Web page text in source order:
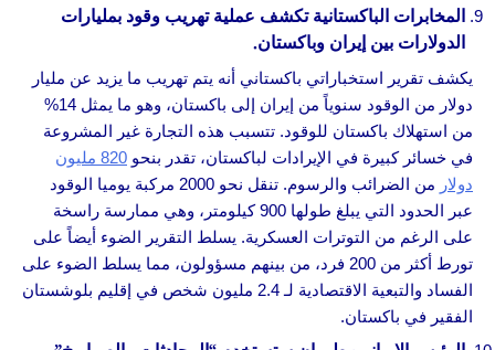
المخابرات الباكستانية تكشف عملية تهريب وقود بمليارات
الدولارات بين إيران وباكستان.
يكشف تقرير استخباراتي باكستاني أنه يتم تهريب ما يزيد عن مليار
دولار من الوقود سنوياً من إيران إلى باكستان، وهو ما يمثل 14%
من استهلاك باكستان للوقود. تتسبب هذه التجارة غير المشروعة
في خسائر كبيرة في الإيرادات لباكستان، تقدر بنحو
820 مليون
دولار
من الضرائب والرسوم. تنقل نحو 2000 مركبة يوميا الوقود
عبر الحدود التي يبلغ طولها 900 كيلومتر، وهي ممارسة راسخة
على الرغم من التوترات العسكرية. يسلط التقرير الضوء أيضاً على
تورط أكثر من 200 فرد، من بينهم مسؤولون، مما يسلط الضوء على
الفساد والتبعية الاقتصادية لـ 2.4 مليون شخص في إقليم بلوشستان
الفقير في باكستان.